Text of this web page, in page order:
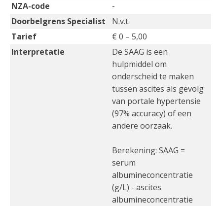
NZA-code
-
Doorbelgrens Specialist
N.v.t.
Tarief
€ 0 – 5,00
Interpretatie
De SAAG is een
hulpmiddel om
onderscheid te maken
tussen ascites als gevolg
van portale hypertensie
(97% accuracy) of een
andere oorzaak.
Berekening: SAAG =
serum
albumineconcentratie
(g/L) - ascites
albumineconcentratie